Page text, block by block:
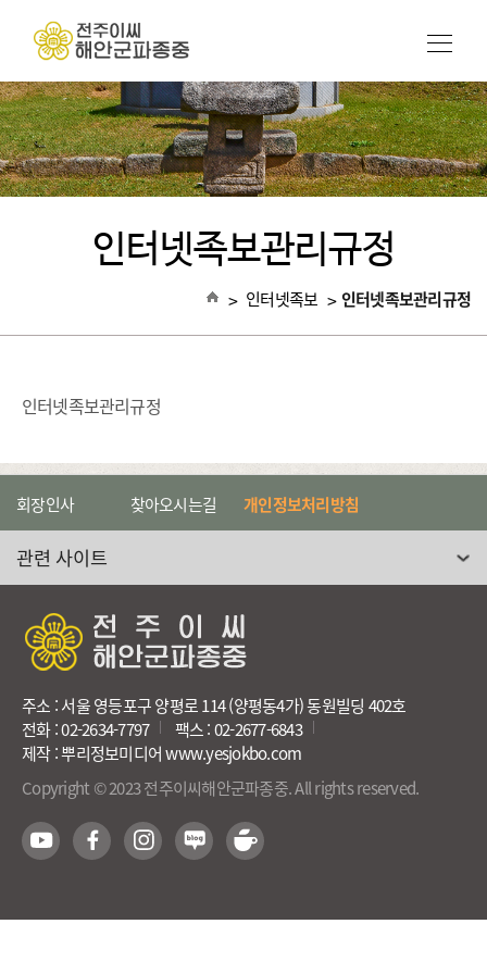
인터넷족보관리규정
> 인터넷족보 > 인터넷족보관리규정
인터넷족보관리규정
회장인사 찾아오시는길 개인정보처리방침
주소 : 서울 영등포구 양평로 114 (양평동4가) 동원빌딩 402호
전화 : 02-2634-7797
팩스 : 02-2677-6843
제작 : 뿌리정보미디어 www.yesjokbo.com
Copyright © 2023 전주이씨해안군파종중. All rights reserved.